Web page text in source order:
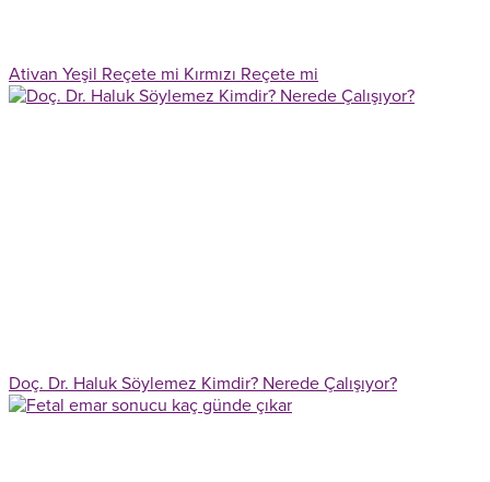
Ativan Yeşil Reçete mi Kırmızı Reçete mi
Doç. Dr. Haluk Söylemez Kimdir? Nerede Çalışıyor?